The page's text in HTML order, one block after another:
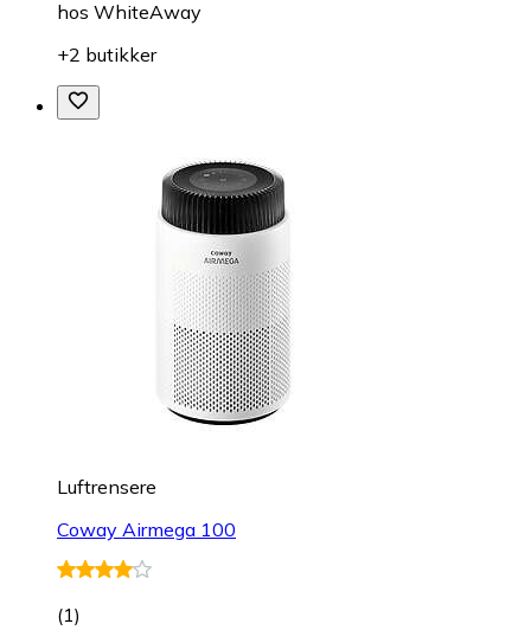
hos WhiteAway
+2 butikker
Luftrensere
Coway Airmega 100
(1)